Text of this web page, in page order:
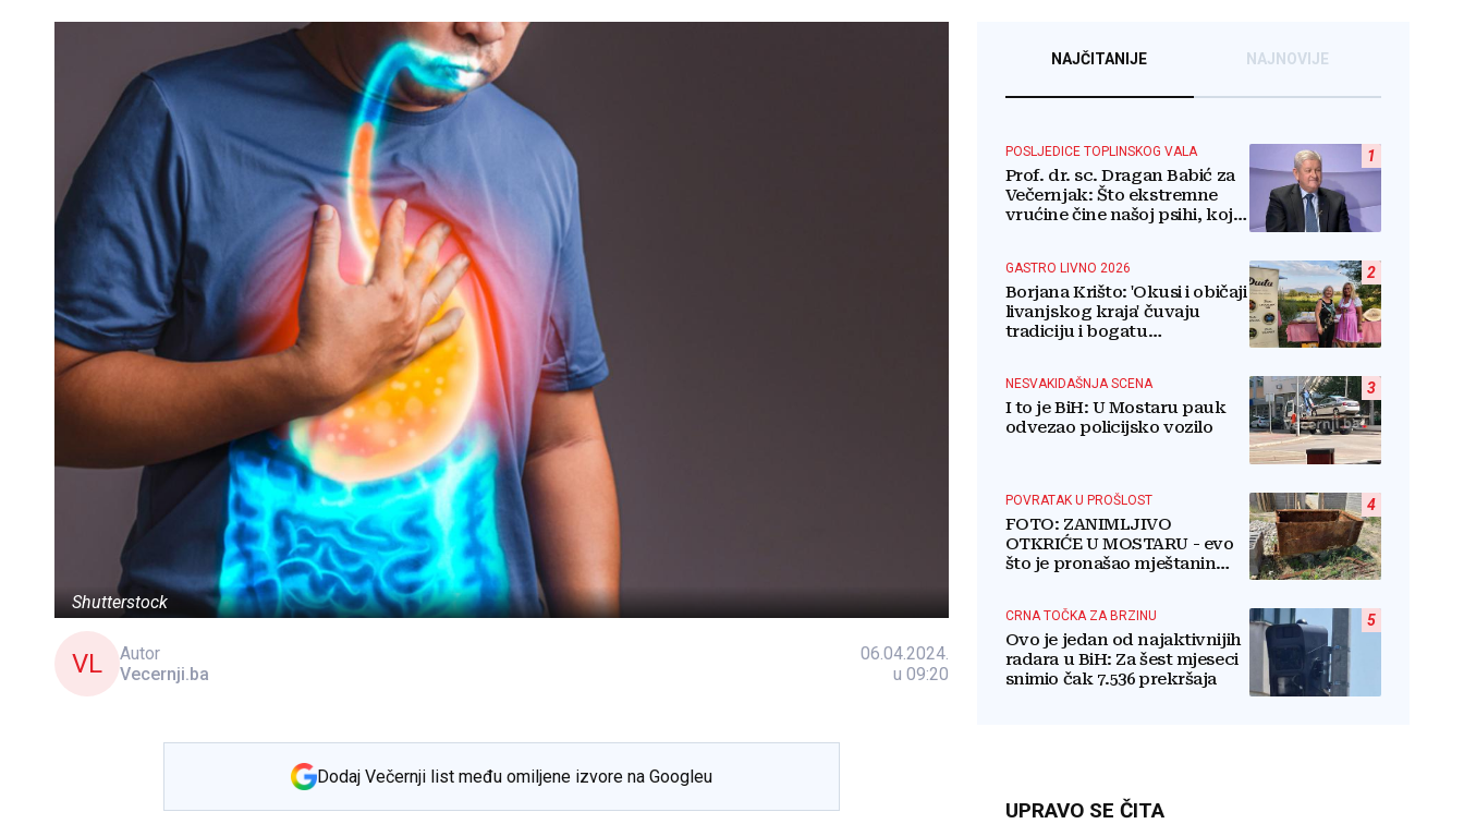
Shutterstock
VL
Autor
Vecernji.ba
06.04.2024.
u 09:20
Dodaj Večernji list među omiljene izvore na Googleu
NAJČITANIJE NAJNOVIJE
1
POSLJEDICE TOPLINSKOG VALA
Prof. dr. sc. Dragan Babić za
Večernjak: Što ekstremne
vrućine čine našoj psihi, koje
2
GASTRO LIVNO 2026
Borjana Krišto: 'Okusi i običaji
livanjskog kraja' čuvaju
tradiciju i bogatu
3
NESVAKIDAŠNJA SCENA
I to je BiH: U Mostaru pauk
odvezao policijsko vozilo
4
POVRATAK U PROŠLOST
FOTO: ZANIMLJIVO
OTKRIĆE U MOSTARU - evo
što je pronašao mještanin
5
CRNA TOČKA ZA BRZINU
Ovo je jedan od najaktivnijih
radara u BiH: Za šest mjeseci
snimio čak 7.536 prekršaja
UPRAVO SE ČITA